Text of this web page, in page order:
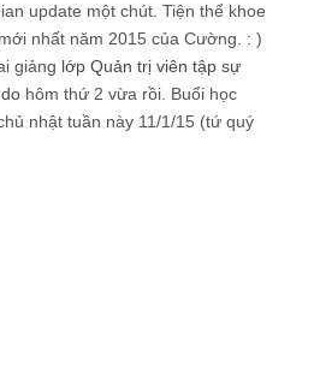
update một chút. Tiện thể khoe
nhất năm 2015 của Cường. : )
giảng lớp Quản trị viên tập sự
hôm thứ 2 vừa rồi. Buổi học
nhật tuần này 11/1/15 (tứ quý